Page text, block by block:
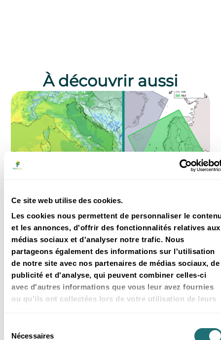
Ce site web utilise des cookies.
Les cookies nous permettent de personnaliser le
et les annonces, d'offrir des fonctionnalités relatives aux
médias sociaux et d'analyser notre trafic. Nous
partageons également des informations sur l'utilisation
de notre site avec nos partenaires de médias sociaux, de
publicité et d'analyse, qui peuvent combiner celles-ci
avec d'autres informations que vous leur avez fournies
ou qu'ils ont collectées lors de votre utilisation de leurs
duNécessaires
À découvrir aussi
multimodèle avec deux nouveaux
modèles haute résolution
FROGCAST enrichit son approche multimodèles
avec l’ajout d’ICON-2I et HARMONIE-NEA, pour des
prévisions plus précises, plus robustes et des
intervalles de confiance mieux caractérisés.
2 min